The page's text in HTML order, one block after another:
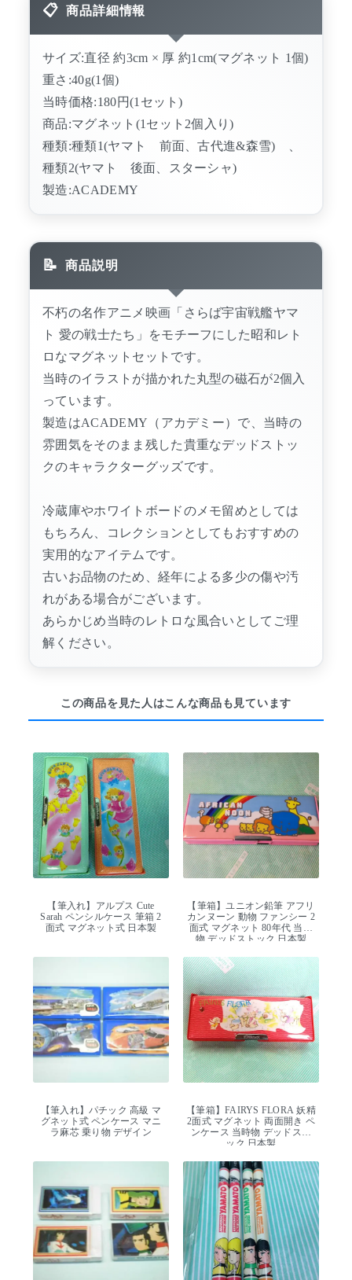
商品詳細情報
サイズ:直径 約3cm × 厚 約1cm(マグネット 1個)
重さ:40g(1個)
当時価格:180円(1セット)
商品:マグネット(1セット2個入り)
種類:種類1(ヤマト 前面、古代進&森雪) 、
種類2(ヤマト 後面、スターシャ)
製造:ACADEMY
商品説明
不朽の名作アニメ映画「さらば宇宙戦艦ヤマ
ト 愛の戦士たち」をモチーフにした昭和レト
ロなマグネットセットです。
当時のイラストが描かれた丸型の磁石が2個入
っています。
製造はACADEMY（アカデミー）で、当時の
雰囲気をそのまま残した貴重なデッドストッ
クのキャラクターグッズです。
冷蔵庫やホワイトボードのメモ留めとしては
もちろん、コレクションとしてもおすすめの
実用的なアイテムです。
古いお品物のため、経年による多少の傷や汚
れがある場合がございます。
あらかじめ当時のレトロな風合いとしてご理
解ください。
この商品を見た人はこんな商品も見ています
【筆入れ】アルプス Cute
Sarah ペンシルケース 筆箱 2
面式 マグネット式 日本製
【筆箱】ユニオン鉛筆 アフリ
カンヌーン 動物 ファンシー 2
面式 マグネット 80年代 当時
物 デッドストック 日本製
【筆入れ】パチック 高級 マ
グネット式 ペンケース マニ
ラ麻芯 乗り物 デザイン
【筆箱】FAIRYS FLORA 妖精
2面式 マグネット 両面開き ペ
ンケース 当時物 デッドスト
ック 日本製